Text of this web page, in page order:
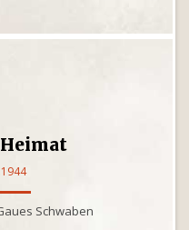
Schwaben